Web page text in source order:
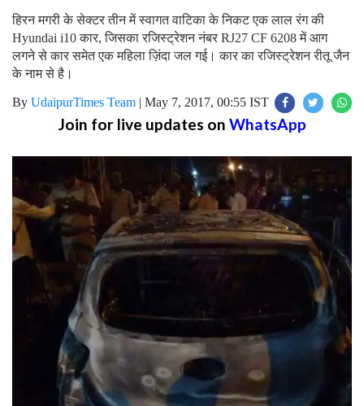
हिरन मगरी के सेक्टर तीन में स्वागत वाटिका के निकट एक लाल रंग की
Hyundai i10 कार, जिसका रजिस्ट्रेशन नंबर RJ27 CF 6208 में आग
लगने से कार समेत एक महिला ज़िंदा जल गई। कार का रजिस्ट्रेशन रीतू जैन
के नाम से है।
By UdaipurTimes Team | May 7, 2017, 00:55 IST
Join for live updates on WhatsApp